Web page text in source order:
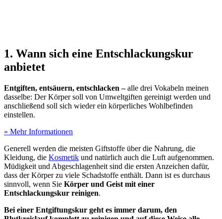
1. Wann sich eine Entschlackungskur
anbietet
Entgiften, entsäuern, entschlacken –alle drei Vokabeln meinen
dasselbe: Der Körper soll von Umweltgiften gereinigt werden und
anschließend soll sich wieder ein körperliches Wohlbefinden
einstellen.
» Mehr Informationen
Generell werden die meisten Giftstoffe über die Nahrung, die
Kleidung, die Kosmetik und natürlich auch die Luft aufgenommen.
Müdigkeit und Abgeschlagenheit sind die ersten Anzeichen dafür,
dass der Körper zu viele Schadstoffe enthält. Dann ist es durchaus
sinnvoll, wenn Sie Körper und Geist mit einer
Entschlackungskur reinigen.
Bei einer Entgiftungskur geht es immer darum, den